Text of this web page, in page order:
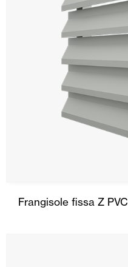
Frangisole fissa Z PVC